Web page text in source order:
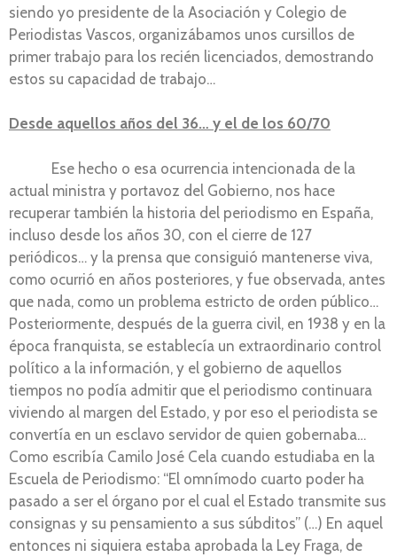
siendo yo presidente de la Asociación y Colegio de
Periodistas Vascos, organizábamos unos cursillos de
primer trabajo para los recién licenciados, demostrando
estos su capacidad de trabajo…
Desde aquellos años del 36… y el de los 60/70
Ese hecho o esa ocurrencia intencionada de la
actual ministra y portavoz del Gobierno, nos hace
recuperar también la historia del periodismo en España,
incluso desde los años 30, con el cierre de 127
periódicos… y la prensa que consiguió mantenerse viva,
como ocurrió en años posteriores, y fue observada, antes
que nada, como un problema estricto de orden público…
Posteriormente, después de la guerra civil, en 1938 y en la
época franquista, se establecía un extraordinario control
político a la información, y el gobierno de aquellos
tiempos no podía admitir que el periodismo continuara
viviendo al margen del Estado, y por eso el periodista se
convertía en un esclavo servidor de quien gobernaba…
Como escribía Camilo José Cela cuando estudiaba en la
Escuela de Periodismo: “El omnímodo cuarto poder ha
pasado a ser el órgano por el cual el Estado transmite sus
consignas y su pensamiento a sus súbditos” (…) En aquel
entonces ni siquiera estaba aprobada la Ley Fraga, de